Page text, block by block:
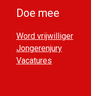
Doe mee
Word vrijwilliger
Jongerenjury
Vacatures